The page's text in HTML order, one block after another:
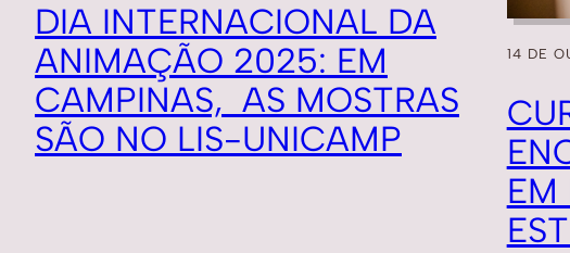
DIA INTERNACIONAL DA
ANIMAÇÃO 2025: EM
CAMPINAS, AS MOSTRAS
SÃO NO LIS-UNICAMP
14 DE
EM